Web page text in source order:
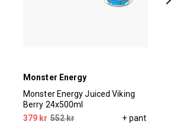
Monster Energy
Monster Energy Juiced Viking
Berry 24x500ml
379 kr 552 kr + pant